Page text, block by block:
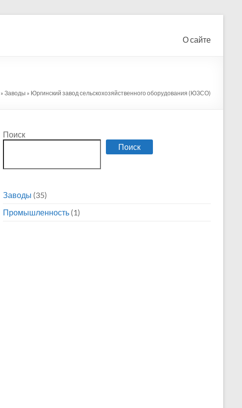
О сайте
» Заводы » Юргинский завод сельскохозяйственного оборудования (ЮЗСО)
Поиск
Поиск
Заводы (35)
Промышленность (1)